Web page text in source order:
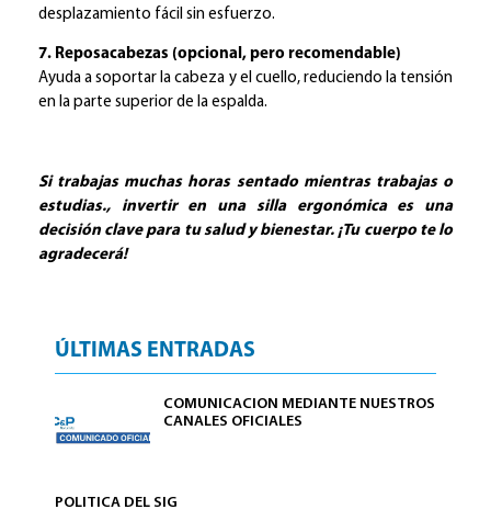
desplazamiento fácil sin esfuerzo.
7. Reposacabezas (opcional, pero recomendable)
Ayuda a soportar la cabeza y el cuello, reduciendo la tensión
en la parte superior de la espalda.
Si trabajas muchas horas sentado mientras trabajas o
estudias., invertir en una silla ergonómica es una
decisión clave para tu salud y bienestar. ¡Tu cuerpo te lo
agradecerá!
ÚLTIMAS ENTRADAS
COMUNICACION MEDIANTE NUESTROS
CANALES OFICIALES
POLITICA DEL SIG